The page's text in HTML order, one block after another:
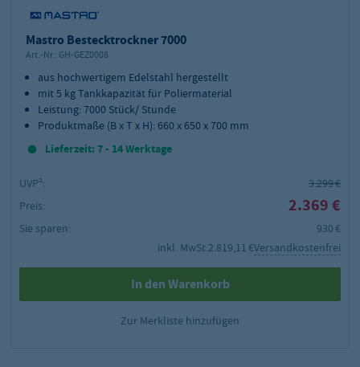
Mastro Bestecktrockner 7000
Art.-Nr.: GH-GEZ0008
aus hochwertigem Edelstahl hergestellt
mit 5 kg Tankkapazität für Poliermaterial
Leistung: 7000 Stück/ Stunde
Produktmaße (B x T x H): 660 x 650 x 700 mm
Lieferzeit: 7 - 14 Werktage
UVP²:
3.299 €
Preis:
2.369 €
Sie sparen:
930 €
inkl. MwSt.2.819,11 €Versandkostenfrei
In den Warenkorb
Zur Merkliste hinzufügen